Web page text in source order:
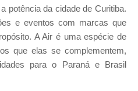
potência da cidade de Curitiba.
e eventos com marcas que
A Air é uma espécie de
que elas se complementem,
para o Paraná e Brasil